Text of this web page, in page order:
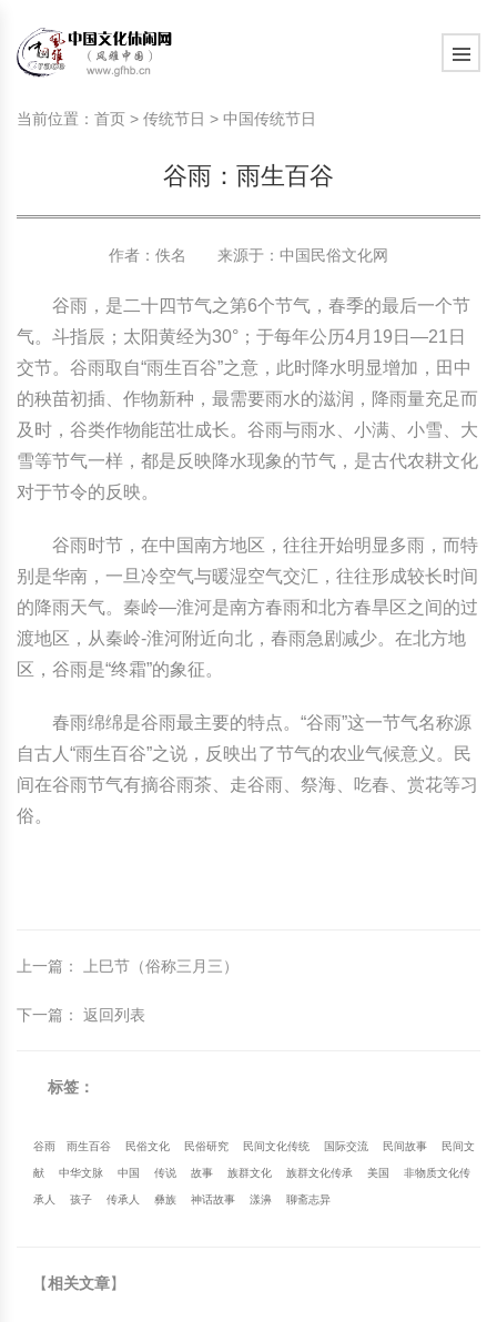
旅游民俗文化动态
中国民俗史话
中华姓氏文化
中国民俗信仰
中国民俗禁忌
中外婚俗文化
中国民俗时尚
中华民居
中国古代休闲文化
政策法律法规
国外民俗趣谈
旅游出行知识
时尚休闲文化
中国传统节日
中国生肖文化
中国饮食文化
刺绣
泥人
绸伞
灯笼
木雕
中国结
提线木偶
中国民间故事
中国周易文化
苗族巫蛊文化
国外神秘文化
中国性文化
现代家庭教育知识
艺术百科
生活百科
教育百科
旅游民俗文化动态
中国民俗史话
中华姓氏文化
中国民俗信仰
中国民俗禁忌
中外婚俗文化
中国民俗时尚
中华民居
中国古代休闲文化
政策法律法规
国外民俗趣谈
旅游出行知识
时尚休闲文化
中国传统节日
中国生肖文化
中国饮食文化
刺绣
泥人
绸伞
灯笼
木雕
中国结
提线木偶
中国民间故事
中国周易文化
苗族巫蛊文化
国外神秘文化
中国性文化
现代家庭教育知识
艺术百科
生活百科
教育百科
当前位置： 首页 > 传统节日 > 中国传统节日
谷雨：雨生百谷
作者：佚名 来源于： 中国民俗文化网
谷雨，是二十四节气之第6个节气，春季的最后一个节
气。斗指辰；太阳黄经为30°；于每年公历4月19日—21日
交节。谷雨取自“雨生百谷”之意，此时降水明显增加，田中
的秧苗初插、作物新种，最需要雨水的滋润，降雨量充足而
及时，谷类作物能茁壮成长。谷雨与雨水、小满、小雪、大
雪等节气一样，都是反映降水现象的节气，是古代农耕文化
对于节令的反映。
谷雨时节，在中国南方地区，往往开始明显多雨，而特
别是华南，一旦冷空气与暖湿空气交汇，往往形成较长时间
的降雨天气。秦岭—淮河是南方春雨和北方春旱区之间的过
渡地区，从秦岭-淮河附近向北，春雨急剧减少。在北方地
区，谷雨是“终霜”的象征。
春雨绵绵是谷雨最主要的特点。“谷雨”这一节气名称源
自古人“雨生百谷”之说，反映出了节气的农业气候意义。民
间在谷雨节气有摘谷雨茶、走谷雨、祭海、吃春、赏花等习
俗。
上一篇 ： 上巳节（俗称三月三）
下一篇 ： 返回列表
标签：
谷雨 雨生百谷 民俗文化 民俗研究 民间文化传统 国际交流 民间故事 民间文
献 中华文脉 中国 传说 故事 族群文化 族群文化传承 美国 非物质文化传
承人 孩子 传承人 彝族 神话故事 漾濞 聊斋志异
【相关文章】